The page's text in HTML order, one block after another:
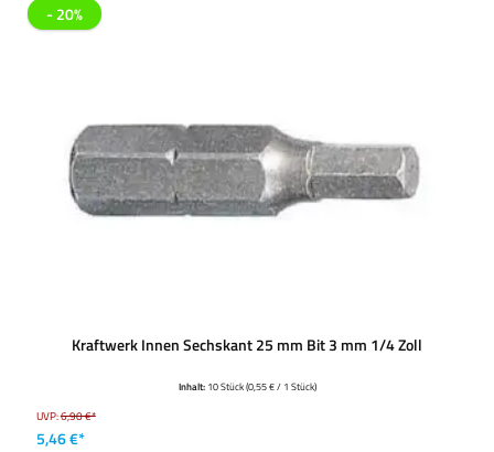
- 20%
Kraftwerk Innen Sechskant 25 mm Bit 3 mm 1/4 Zoll
Inhalt: 10 Stück(0,55 € / 1 Stück)
UVP:6,90 €*
5,46 €*